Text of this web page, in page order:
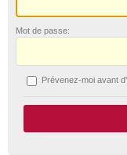
Mot de passe:
Prévenez-moi avant